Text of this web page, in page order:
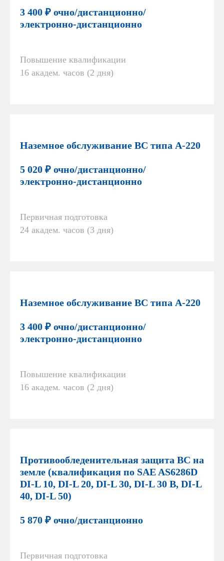
3 400 ₽ очно/дистанционно/
электронно-дистанционно
Повышение квалификации
16 академ. часов (2 дня)
Наземное обслуживание ВС типа А-220
5 020 ₽ очно/дистанционно/
электронно-дистанционно
Первичная подготовка
24 академ. часов (3 дня)
Наземное обслуживание ВС типа А-220
3 400 ₽ очно/дистанционно/
электронно-дистанционно
Повышение квалификации
16 академ. часов (2 дня)
Противообледенительная защита ВС на
земле (квалификация по SAE AS6286D
DI-L 10, DI-L 20, DI-L 30, DI-L 30 В, DI-L
40, DI-L 50)
5 870 ₽ очно/дистанционно
Первичная подготовка